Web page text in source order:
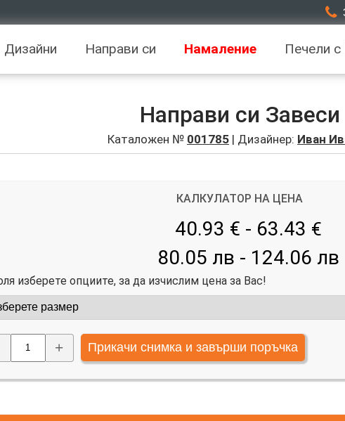
Дизайни Направи си Намаление Печели
Направи си Завеси
Каталожен № 001785 | Дизайнер: Иван
КАЛКУЛАТОР НА ЦЕНА
40.93 € - 63.43 €
80.05 лв - 124.06 лв
изберете опциите, за да изчислим цена за Вас!
+